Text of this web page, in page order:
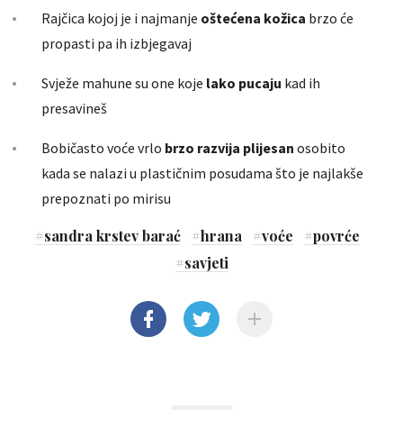
Rajčica kojoj je i najmanje oštećena kožica brzo će
propasti pa ih izbjegavaj
Svježe mahune su one koje lako pucaju kad ih
presavineš
Bobičasto voće vrlo brzo razvija plijesan osobito
kada se nalazi u plastičnim posudama što je najlakše
prepoznati po mirisu
#sandra krstev barać #hrana #voće #povrće
#savjeti